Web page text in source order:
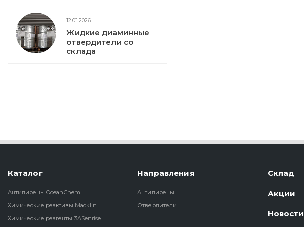
12.01.2026
Жидкие диаминные
отвердители со
склада
Каталог
Антипирены OceanСhem
Химические реактивы Macklin
Химические реагенты 3ASenrise
Направления
Антипирены
Отвердители
Склад
Акции
Новости